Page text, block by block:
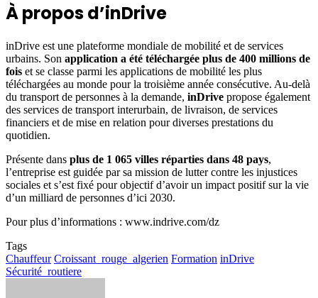
À propos d’inDrive
inDrive est une plateforme mondiale de mobilité et de services
urbains. Son application a été téléchargée plus de 400 millions de
fois et se classe parmi les applications de mobilité les plus
téléchargées au monde pour la troisième année consécutive. Au-delà
du transport de personnes à la demande, inDrive propose également
des services de transport interurbain, de livraison, de services
financiers et de mise en relation pour diverses prestations du
quotidien.
Présente dans plus de 1 065 villes réparties dans 48 pays,
l’entreprise est guidée par sa mission de lutter contre les injustices
sociales et s’est fixé pour objectif d’avoir un impact positif sur la vie
d’un milliard de personnes d’ici 2030.
Pour plus d’informations : www.indrive.com/dz
Tags
Chauffeur Croissant_rouge_algerien Formation inDrive
Sécurité_routiere